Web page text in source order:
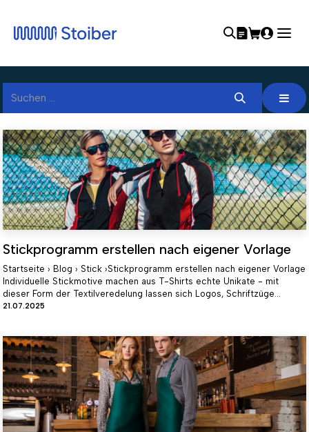
Stickprogramm erstellen nach eigener Vorlage
Startseite › Blog › Stick ›Stickprogramm erstellen nach eigener Vorlage
Individuelle Stickmotive machen aus T-Shirts echte Unikate - mit
dieser Form der Textilveredelung lassen sich Logos, Schriftzüge...
21.07.2025